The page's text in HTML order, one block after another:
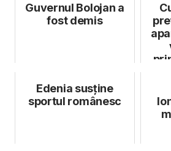
Guvernul Bolojan a
fost demis
Edenia susține
sportul românesc